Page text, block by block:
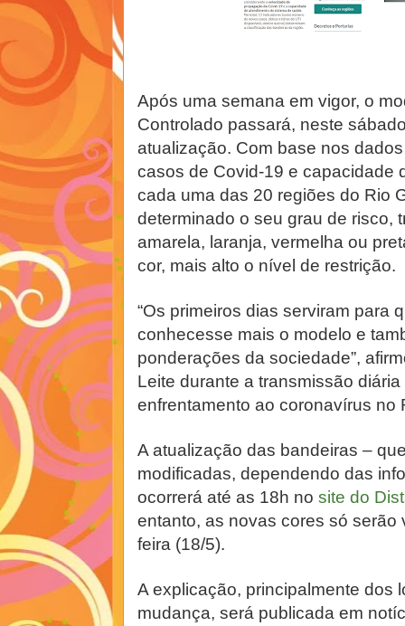
Após uma semana em vigor, o
Controlado passará, neste
atualização. Com base nos
casos de Covid-19 e capacidade
cada uma das 20 regiões do Rio
determinado o seu grau de risco,
amarela, laranja, vermelha ou
cor, mais alto o nível de restrição.
“Os primeiros dias serviram para
conhecesse mais o modelo e
ponderações da sociedade”,
Leite durante a transmissão
enfrentamento ao coronavírus no
A atualização das bandeiras –
modificadas, dependendo das
ocorrerá até as 18h no site do
entanto, as novas cores só serão
feira (18/5).
A explicação, principalmente dos
mudança, será publicada em